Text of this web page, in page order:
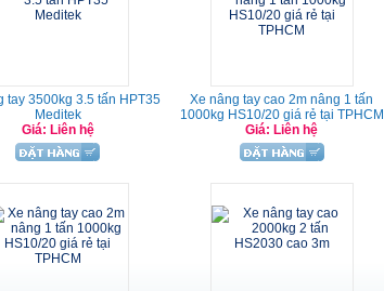
tay 3500kg 3.5 tấn HPT35
Meditek
Giá: Liên hệ
Xe nâng tay cao 2m nâng 1 tấn
1000kg HS10/20 giá rẻ tại TPHCM
Giá: Liên hệ